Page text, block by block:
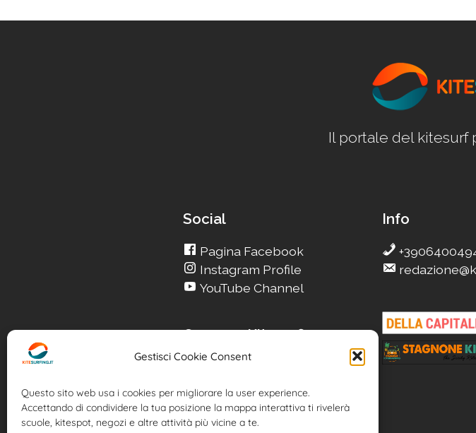
Gestisci Cookie Consent
Questo sito web usa i cookies per migliorare la user experience.
Accettando di condividere la tua posizione la mappa interattiva ti rivelerà
scuole, kitespot, negozi e altre attività più vicine a te.
Il portale del kitesurf
Social
Pagina Facebook
Instagram Profile
YouTube Channel
Info
Cerca su Kitesurfing
Cerca un nuovo KiteCamp
Cerca il tuo KiteSpot
Cerca Accommodation
Cerca Surf-Shop